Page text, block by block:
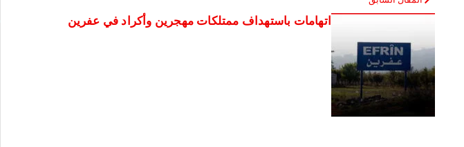
اتهامات باستهداف ممتلكات مهجرين وأكراد في عفرين